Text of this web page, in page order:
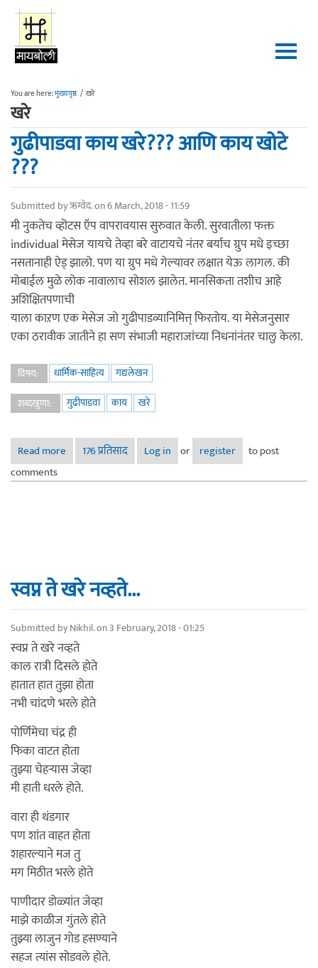
Skip to main content
You are here:मुख्यपृष्ठ / खरे
खरे
गुढीपाडवा काय खरे??? आणि काय खोटे
???
Submitted byऋग्वेद.on 6 March, 2018 - 11:59
मी नुकतेच व्हॊटस ऍप वापरावयास सुरुवात केली. सुरवातीला फक्त
individual मेसेज यायचे तेव्हा बरे वाटायचे नंतर बर्याच ग्रुप मधे इच्छा
नसतानाही ऐड् झालो. पण या ग्रुप मधे गेल्यावर लक्षात येऊ लागल. की
मोबाईल मुळे लोक नावालाच सोशल झालेत. मानसिकता तशीच आहे
अशिक्षितपणाची
याला काऱण एक मेसेज जो गुढीपाडव्यानिमित्त् फिरतोय. या मेसेजनुसार
एका ठरावीक जातीने हा सण संभाजी महाराजांच्या निधनांनंतर चालु केला.
विषय: धार्मिक-साहित्य
गद्यलेखन
शब्दखुणा:
गुढीपाडवा काय खरे
Read more about गुढीपाडवा काय खरे??? आणि काय खोटे ???
176 प्रतिसाद Log in or register
to post
comments
स्वप्न ते खरे नव्हते...
Submitted byNikhil.on 3 February, 2018 - 01:25
स्वप्न ते खरे नव्हते
काल रात्री दिसले होते
हातात हात तुझा होता
नभी चांदणे भरले होते
पोर्णिमेचा चंद्र ही
फिका वाटत होता
तुझ्या चेहऱ्यास जेव्हा
मी हाती धरले होते.
वारा ही थंडगार
पण शांत वाहत होता
शहारल्याने मज तु
मग मिठीत भरले होते
पाणीदार डोळ्यांत जेव्हा
माझे काळीज गुंतले होते
तुझ्या लाजुन गोड हसण्याने
सहज त्यांस सोडवले होते.